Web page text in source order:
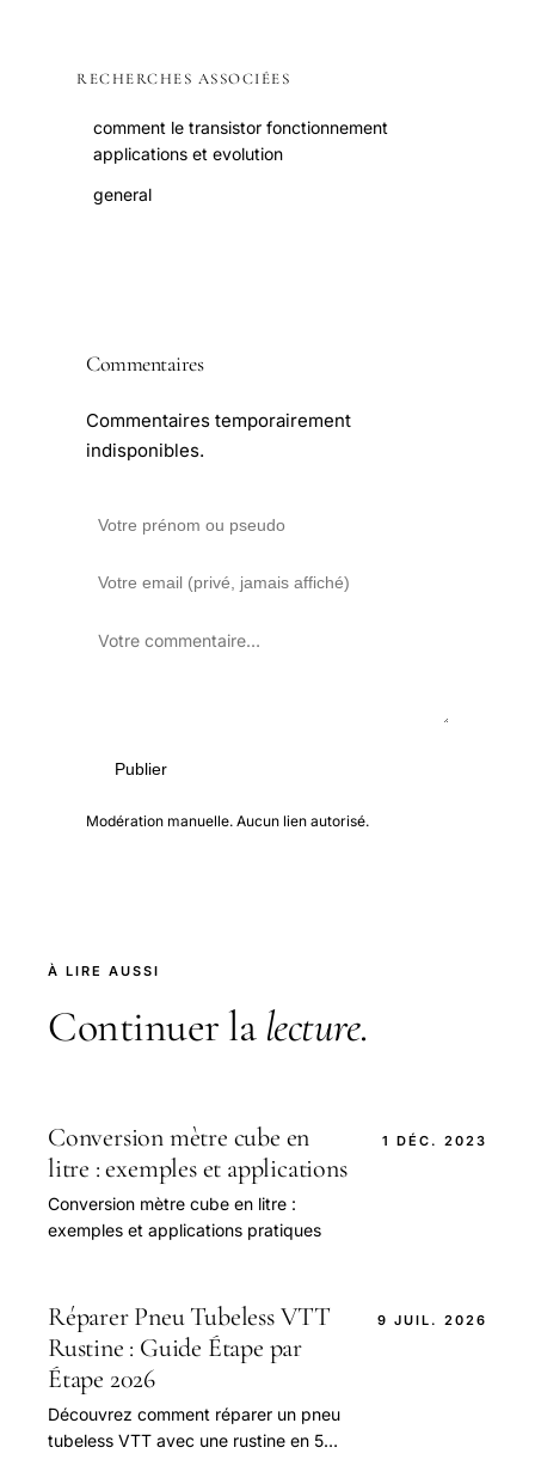
RECHERCHES ASSOCIÉES
comment le transistor fonctionnement
applications et evolution
general
Commentaires
Commentaires temporairement
indisponibles.
Publier
Modération manuelle. Aucun lien autorisé.
À LIRE AUSSI
Continuer la lecture.
Conversion mètre cube en
litre : exemples et applications
Conversion mètre cube en litre :
exemples et applications pratiques
1 DÉC. 2023
Réparer Pneu Tubeless VTT
Rustine : Guide Étape par
Étape 2026
Découvrez comment réparer un pneu
tubeless VTT avec une rustine en 5
9 JUIL. 2026